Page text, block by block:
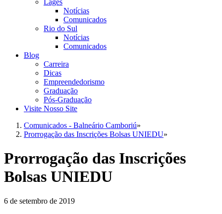
Lages
Notícias
Comunicados
Rio do Sul
Notícias
Comunicados
Blog
Carreira
Dicas
Empreendedorismo
Graduação
Pós-Graduação
Visite Nosso Site
Comunicados - Balneário Camboriú»
Prorrogação das Inscrições Bolsas UNIEDU»
Prorrogação das Inscrições
Bolsas UNIEDU
6 de setembro de 2019